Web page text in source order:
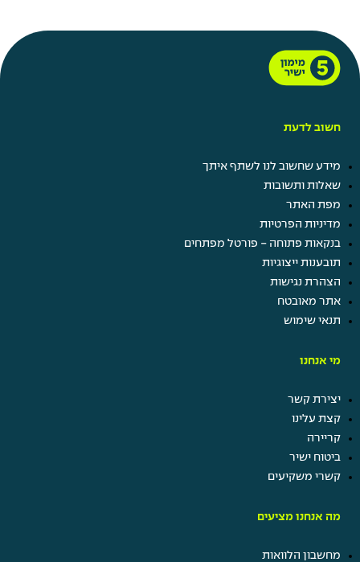
חשוב לדעת
מידע שחשוב לנו לשתף איתך
שאלות ותשובות
מפת האתר
מדיניות הפרטיות
בנקאות פתוחה - פורטל מפתחים
תובענות ייצוגיות
הצהרת נגישות
אתר מאובטח
תנאי שימוש
מי אנחנו
יצירת קשר
קצת עלינו
קריירה
ביטוח ישיר
קשרי משקיעים
מה אנחנו מציעים
מחשבון הלוואות